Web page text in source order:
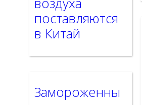
поставляются
в Китай
Замороженны